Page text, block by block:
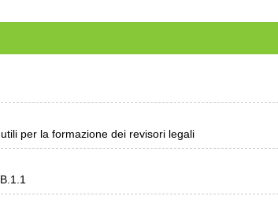
per la formazione dei revisori legali
B.1.1